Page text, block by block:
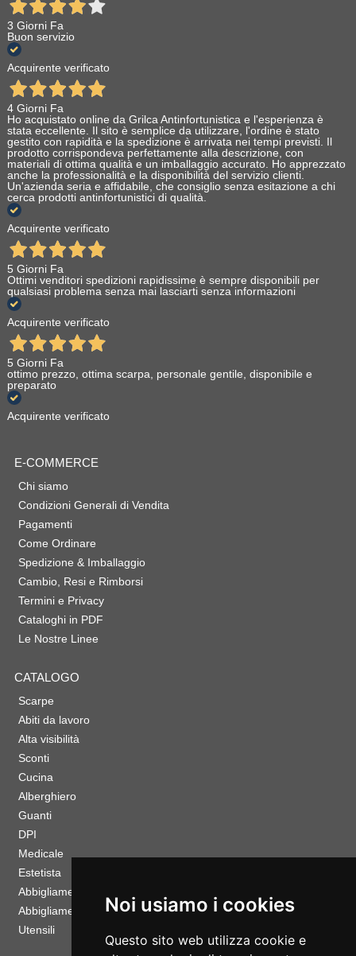
Noi usiamo i cookies
Questo sito web utilizza cookie e
3 Giorni Fa
Buon servizio
Acquirente verificato
4 Giorni Fa
Ho acquistato online da Grilca Antinfortunistica e l'esperienza è
stata eccellente. Il sito è semplice da utilizzare, l'ordine è stato
gestito con rapidità e la spedizione è arrivata nei tempi previsti. Il
prodotto corrispondeva perfettamente alla descrizione, con
materiali di ottima qualità e un imballaggio accurato. Ho apprezzato
anche la professionalità e la disponibilità del servizio clienti.
Un'azienda seria e affidabile, che consiglio senza esitazione a chi
cerca prodotti antinfortunistici di qualità.
Acquirente verificato
5 Giorni Fa
Ottimi venditori spedizioni rapidissime è sempre disponibili per
qualsiasi problema senza mai lasciarti senza informazioni
Acquirente verificato
5 Giorni Fa
ottimo prezzo, ottima scarpa, personale gentile, disponibile e
preparato
Acquirente verificato
E-COMMERCE
Chi siamo
Condizioni Generali di Vendita
Pagamenti
Come Ordinare
Spedizione & Imballaggio
Cambio, Resi e Rimborsi
Termini e Privacy
Cataloghi in PDF
Le Nostre Linee
CATALOGO
Scarpe
Abiti da lavoro
Alta visibilità
Sconti
Cucina
Alberghiero
Guanti
DPI
Medicale
Estetista
Abbigliamento Sportivo
Abbigliamento Bambino
Utensili